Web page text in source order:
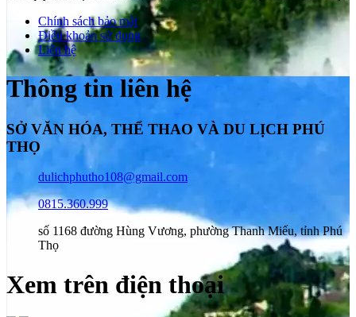
Chính sách bảo mật
Điều khoản sử dụng
Liên hệ
Thông tin liên hệ
SỞ VĂN HÓA, THỂ THAO VÀ DU LỊCH PHÚ
THỌ
dulichphutho108@gmail.com
0815.360.999
số 1168 đường Hùng Vương, phường Thanh Miếu, tỉnh Phú
Thọ
Xem trên điện thoại